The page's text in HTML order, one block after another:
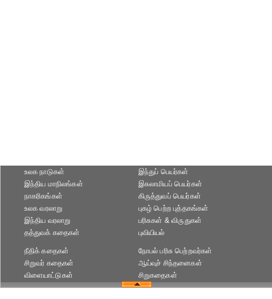
உலக நாடுகள்
இந்திய மாநிலங்கள்
நாகரிகங்கள்
இந்துப் பெயர்கள்
இசுலாமியப் பெயர்கள்
கிருத்துவப் பெயர்கள்
உலக வரலாறு
இந்திய வரலாறு
தத்துவக் கதைகள்
புகழ் பெற்ற புத்தகங்கள்
பரிசுகள் & விருதுகள்
புவியியல்
நீதிக் கதைகள்
சிறுவர் கதைகள்
விளையாட்டுகள்
நோபல் பரிசு‎ பெற்றவர்‎கள்
ஆய்வுச் சிந்தனைகள்
சிறுகதைகள்